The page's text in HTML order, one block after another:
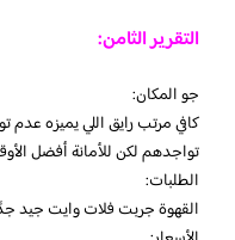
التقرير الثامن:
جو المكان:
كافي مرتب رايق اللي يميزه عدم
تواجدهم لكن للأمانة أفضل
الطلبات:
القهوة جربت فلات وايت جيد